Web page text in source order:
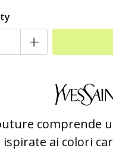
+
comprende
ai colori